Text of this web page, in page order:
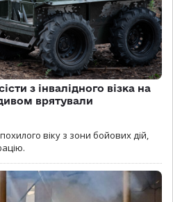
з інвалідного візка на
врятували
віку з зони бойових дій,